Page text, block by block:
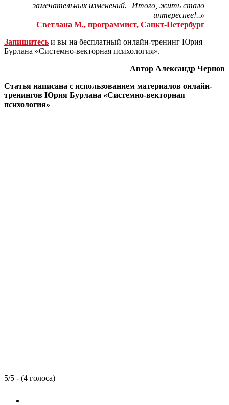
замечательных изменений. Итого, жить стало
интереснее!..»
Светлана М., программист, Санкт-Петербург
Запишитесь и вы на бесплатный онлайн-тренинг Юрия
Бурлана «Системно-векторная психология».
Автор Александр Чернов
Статья написана с использованием материалов онлайн-
тренингов Юрия Бурлана «Системно-векторная
психология»
5/5 - (4 голоса)